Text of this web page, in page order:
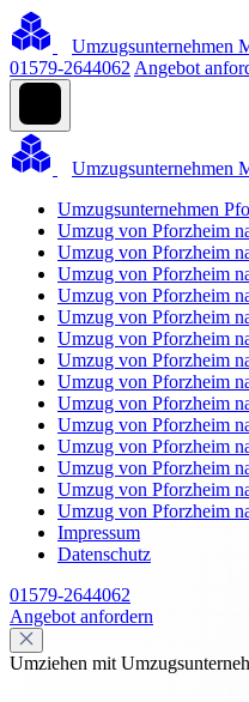
Umzugsunternehmen
01579-2644062 Angebot
Umzugsunternehmen
Umzugsunternehmen
Umzug von Pforzheim
Umzug von Pforzheim
Umzug von Pforzheim
Umzug von Pforzheim
Umzug von Pforzheim
Umzug von Pforzheim
Umzug von Pforzheim
Umzug von Pforzheim
Umzug von Pforzheim
Umzug von Pforzheim
Umzug von Pforzheim
Umzug von Pforzheim
Umzug von Pforzheim
Umzug von Pforzheim
Impressum
Datenschutz
01579-2644062
Angebot anfordern
Umziehen mit